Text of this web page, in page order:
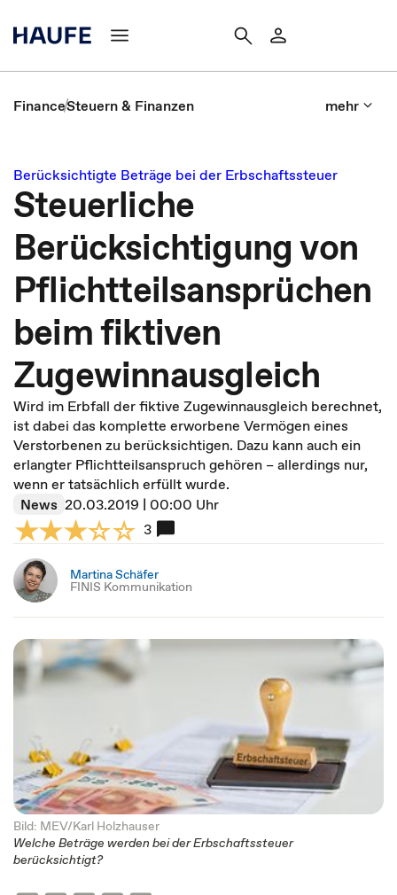
FinanceSteuern & Finanzen mehr
Berücksichtigte Beträge bei der Erbschaftssteuer
Steuerliche
Berücksichtigung von
Pflichtteilsansprüchen
beim fiktiven
Zugewinnausgleich
Wird im Erbfall der fiktive Zugewinnausgleich berechnet,
ist dabei das komplette erworbene Vermögen eines
Verstorbenen zu berücksichtigen. Dazu kann auch ein
erlangter Pflichtteilsanspruch gehören – allerdings nur,
wenn er tatsächlich erfüllt wurde.
News 20.03.2019 | 00:00 Uhr
3
Martina Schäfer
FINIS Kommunikation
Bild: MEV/Karl Holzhauser
Welche Beträge werden bei der Erbschaftssteuer
berücksichtigt?